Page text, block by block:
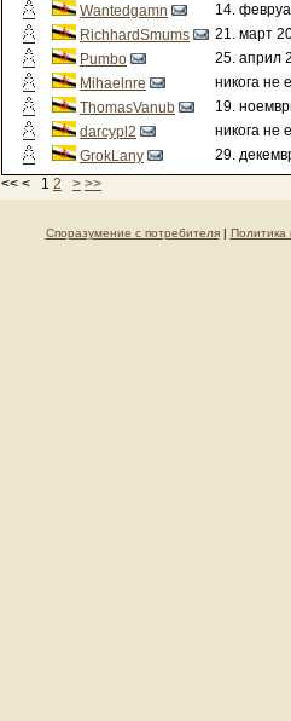
Wantedgamn
14.
RichhardSmums
21. март
Pumbo
25. април
Mihaelnre
никога не
ThomasVanub
19.
darcypl2
никога не
GrokLany
29.
<< < 1 2 > >>
Споразумение с потребителя| Политика